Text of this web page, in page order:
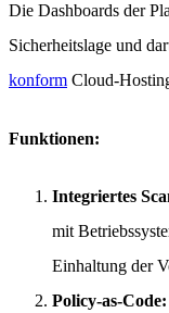
Die Dashboards der
Sicherheitslage und
konform Cloud-
Funktionen:
Integriertes
mit
Einhaltung der
Policy-as-Code: